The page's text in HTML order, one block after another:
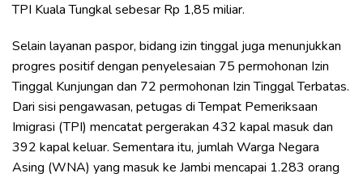
TPI Kuala Tungkal sebesar Rp 1,85 miliar.
Selain layanan paspor, bidang izin tinggal juga menunjukkan
progres positif dengan penyelesaian 75 permohonan Izin
Tinggal Kunjungan dan 72 permohonan Izin Tinggal Terbatas.
Dari sisi pengawasan, petugas di Tempat Pemeriksaan
Imigrasi (TPI) mencatat pergerakan 432 kapal masuk dan
392 kapal keluar. Sementara itu, jumlah Warga Negara
Asing (WNA) yang masuk ke Jambi mencapai 1.283 orang